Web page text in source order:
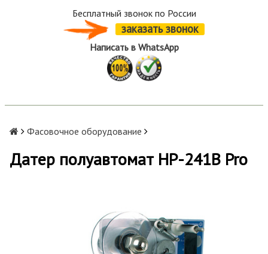
Бесплатный звонок по России
заказать звонок
Написать в WhatsApp
Фасовочное оборудование
Датер полуавтомат HP-241B Pro